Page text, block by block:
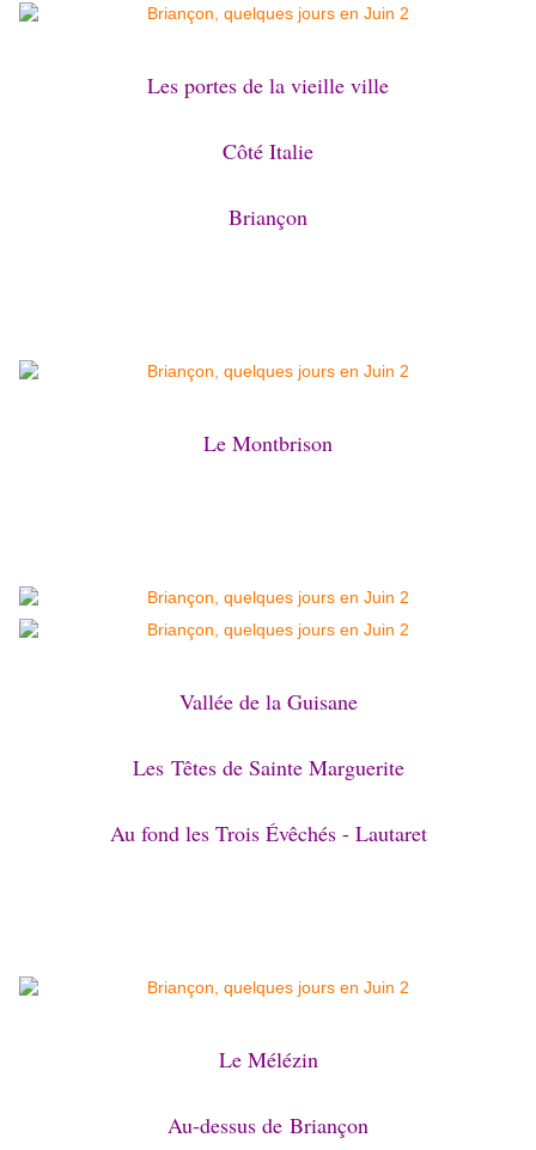
Les portes de la vieille ville
Côté Italie
Briançon
Le Montbrison
Vallée de la Guisane
Les Têtes de Sainte Marguerite
Au fond les Trois Évêchés - Lautaret
Le Mélézin
Au-dessus de Briançon